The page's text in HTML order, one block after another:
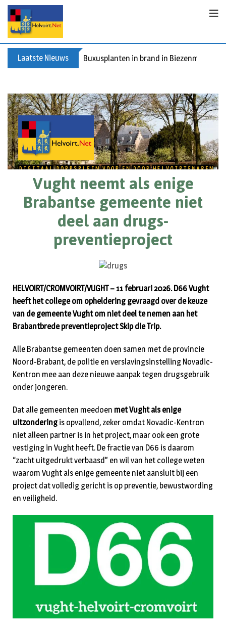
Laatste Nieuws Buxusplanten in brand in Biezenmortel,
Vught neemt als enige
Brabantse gemeente niet
deel aan drugs-
preventieproject
HELVOIRT/CROMVOIRT/VUGHT – 11 februari 2026. D66 Vught
heeft het college om opheldering gevraagd over de keuze
van de gemeente Vught om niet deel te nemen aan het
Brabantbrede preventieproject Skip die Trip.
Alle Brabantse gemeenten doen samen met de provincie
Noord-Brabant, de politie en verslavingsinstelling Novadic-
Kentron mee aan deze nieuwe aanpak tegen drugsgebruik
onder jongeren.
Dat alle gemeenten meedoen met Vught als enige
uitzondering is opvallend, zeker omdat Novadic-Kentron
niet alleen partner is in het project, maar ook een grote
vestiging in Vught heeft. De fractie van D66 is daarom
“zacht uitgedrukt verbaasd” en wil van het college weten
waarom Vught als enige gemeente niet aansluit bij een
project dat volledig gericht is op preventie, bewustwording
en veiligheid.